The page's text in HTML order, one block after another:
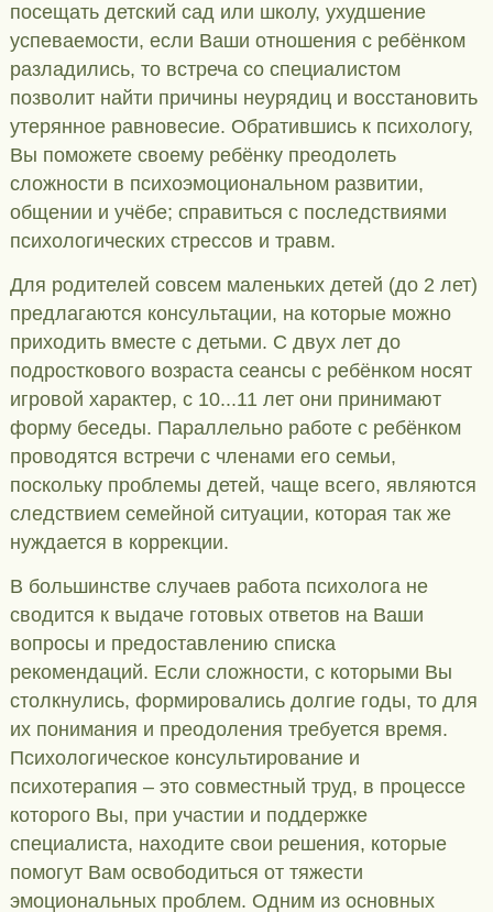
посещать детский сад или школу, ухудшение
успеваемости, если Ваши отношения с ребёнком
разладились, то встреча со специалистом
позволит найти причины неурядиц и восстановить
утерянное равновесие. Обратившись к психологу,
Вы поможете своему ребёнку преодолеть
сложности в психоэмоциональном развитии,
общении и учёбе; справиться с последствиями
психологических стрессов и травм.
Для родителей совсем маленьких детей (до 2 лет)
предлагаются консультации, на которые можно
приходить вместе с детьми. С двух лет до
подросткового возраста сеансы с ребёнком носят
игровой характер, с 10...11 лет они принимают
форму беседы. Параллельно работе с ребёнком
проводятся встречи с членами его семьи,
поскольку проблемы детей, чаще всего, являются
следствием семейной ситуации, которая так же
нуждается в коррекции.
В большинстве случаев работа психолога не
сводится к выдаче готовых ответов на Ваши
вопросы и предоставлению списка
рекомендаций. Если сложности, с которыми Вы
столкнулись, формировались долгие годы, то для
их понимания и преодоления требуется время.
Психологическое консультирование и
психотерапия – это совместный труд, в процессе
которого Вы, при участии и поддержке
специалиста, находите свои решения, которые
помогут Вам освободиться от тяжести
эмоциональных проблем. Одним из основных